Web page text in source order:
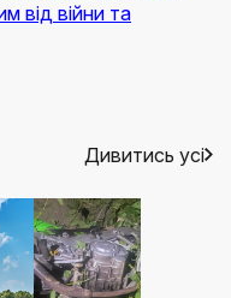
від війни та
Дивитись усі